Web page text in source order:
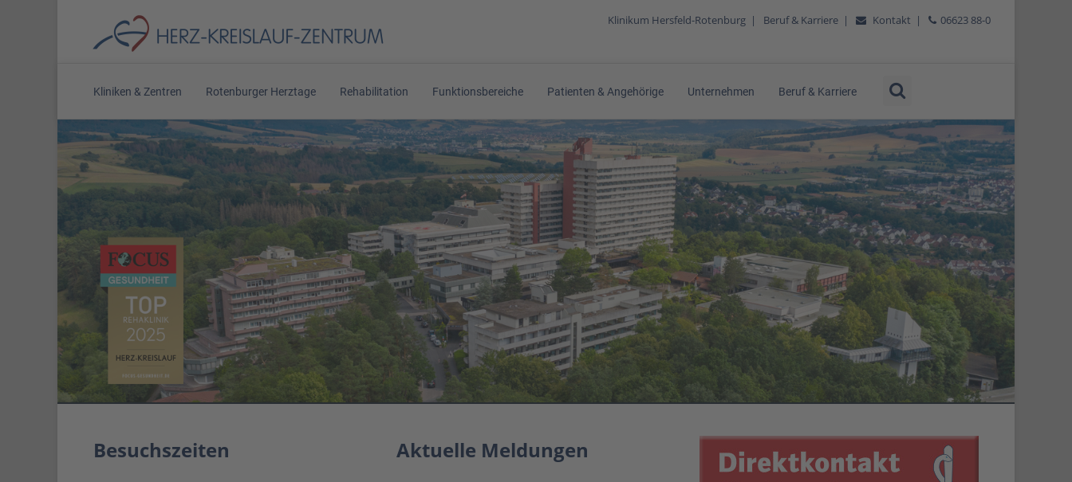
Klinikum Hersfeld-Rotenburg | Beruf & Karriere | Kontakt | 06623 88-0
Kliniken & Zentren Rotenburger Herztage Rehabilitation Funktionsbereiche Patienten & Angehörige Unternehmen Beruf & Karriere
Besuchszeiten Aktuelle Meldungen